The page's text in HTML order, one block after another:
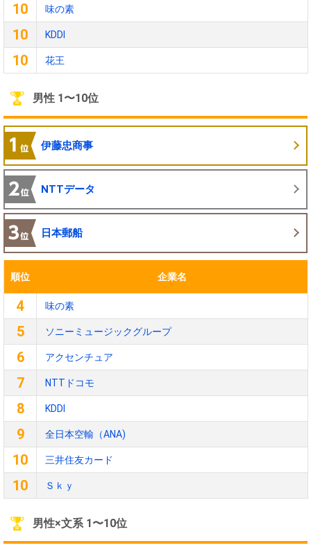
10 味の素
10 KDDI
10 花王
男性 1〜10位
伊藤忠商事
NTTデータ
日本郵船
順位 企業名
4 味の素
5 ソニーミュージックグループ
6 アクセンチュア
7 NTTドコモ
8 KDDI
9 全日本空輸（ANA)
10 三井住友カード
10 Ｓｋｙ
男性×文系 1〜10位